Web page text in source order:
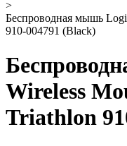
>
Беспроводная мышь
910-004791 (Black)
Wireless
Triathlon